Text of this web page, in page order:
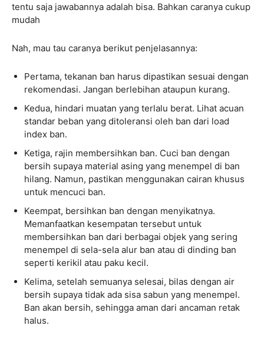
tentu saja jawabannya adalah bisa. Bahkan caranya cukup
mudah
Nah, mau tau caranya berikut penjelasannya:
Pertama, tekanan ban harus dipastikan sesuai dengan
rekomendasi. Jangan berlebihan ataupun kurang.
Kedua, hindari muatan yang terlalu berat. Lihat acuan
standar beban yang ditoleransi oleh ban dari load
index ban.
Ketiga, rajin membersihkan ban. Cuci ban dengan
bersih supaya material asing yang menempel di ban
hilang. Namun, pastikan menggunakan cairan khusus
untuk mencuci ban.
Keempat, bersihkan ban dengan menyikatnya.
Memanfaatkan kesempatan tersebut untuk
membersihkan ban dari berbagai objek yang sering
menempel di sela-sela alur ban atau di dinding ban
seperti kerikil atau paku kecil.
Kelima, setelah semuanya selesai, bilas dengan air
bersih supaya tidak ada sisa sabun yang menempel.
Ban akan bersih, sehingga aman dari ancaman retak
halus.